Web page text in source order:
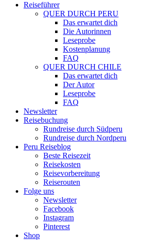
Reiseführer
QUER DURCH PERU
Das erwartet dich
Die Autorinnen
Leseprobe
Kostenplanung
FAQ
QUER DURCH CHILE
Das erwartet dich
Der Autor
Leseprobe
FAQ
Newsletter
Reisebuchung
Rundreise durch Südperu
Rundreise durch Nordperu
Peru Reiseblog
Beste Reisezeit
Reisekosten
Reisevorbereitung
Reiserouten
Folge uns
Newsletter
Facebook
Instagram
Pinterest
Shop